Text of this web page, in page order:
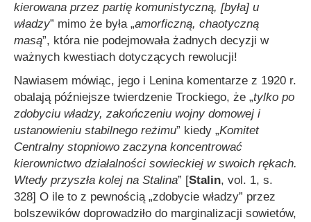
kierowana przez partię komunistyczną, [była] u
władzy” mimo że była „amorficzną, chaotyczną
masą”, która nie podejmowała żadnych decyzji w
ważnych kwestiach dotyczących rewolucji!
Nawiasem mówiąc, jego i Lenina komentarze z 1920 r.
obalają późniejsze twierdzenie Trockiego, że „tylko po
zdobyciu władzy, zakończeniu wojny domowej i
ustanowieniu stabilnego reżimu” kiedy „Komitet
Centralny stopniowo zaczyna koncentrować
kierownictwo działalności sowieckiej w swoich rękach.
Wtedy przyszła kolej na Stalina” [Stalin, vol. 1, s.
328] O ile to z pewnością „zdobycie władzy” przez
bolszewików doprowadziło do marginalizacji sowietów,